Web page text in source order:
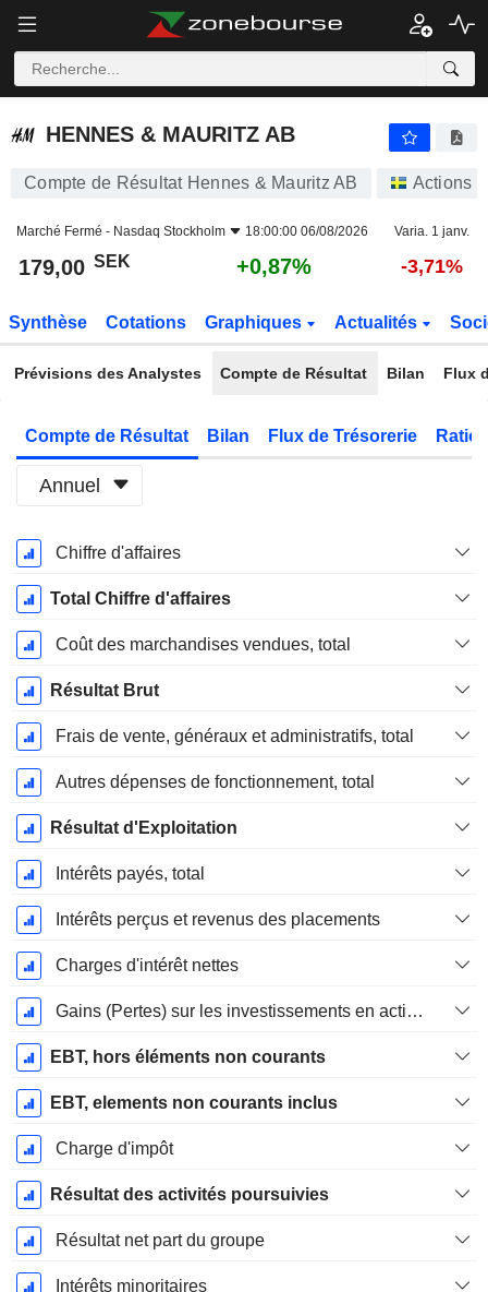
HENNES & MAURITZ AB
HENNES & MAURITZ AB
Compte de Résultat Hennes & Mauritz AB Actions
Marché Fermé - Nasdaq Stockholm 18:00:00 06/08/2026 Varia. 1 janv.
179,00 SEK +0,87% -3,71%
Synthèse Cotations Graphiques Actualités
Prévisions des Analystes Compte de Résultat Bilan Flux
Compte de Résultat Bilan Flux de Trésorerie
Annuel
Période
Fiscale:
Novembre
Chiffre d'affaires
Total Chiffre d'affaires
Coût des marchandises vendues, total
Résultat Brut
Frais de vente, généraux et administratifs, total
Autres dépenses de fonctionnement, total
Résultat d'Exploitation
Intérêts payés, total
Intérêts perçus et revenus des placements
Charges d'intérêt nettes
Gains (Pertes) sur les investissements en actions
EBT, hors éléments non courants
EBT, elements non courants inclus
Charge d'impôt
Résultat des activités poursuivies
Résultat net part du groupe
Intérêts minoritaires